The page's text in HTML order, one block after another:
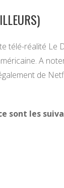
télé-réalité Le
A
de
sont les